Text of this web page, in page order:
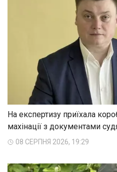
На експертизу приїхала
махінації з документами
08 СЕРПНЯ 2026, 19:29